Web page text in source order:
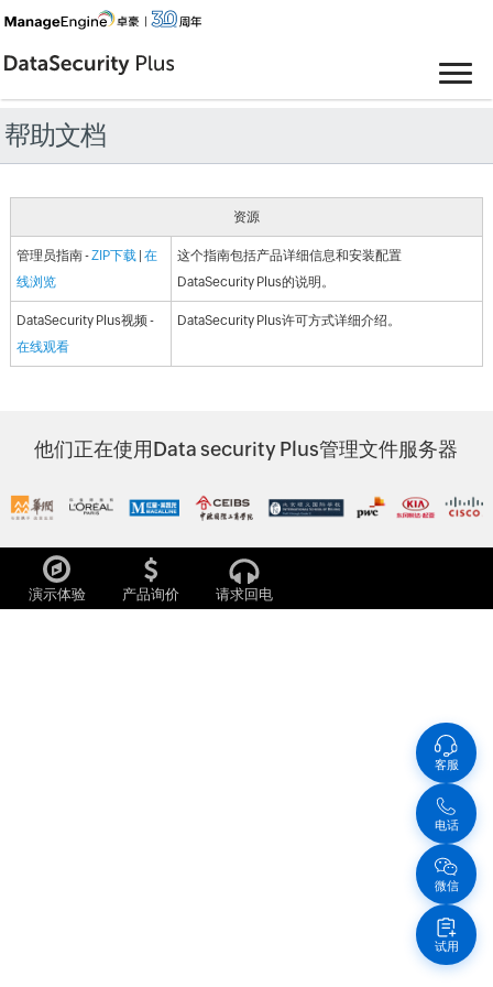
帮助文档
资源
管理员指南 -ZIP下载| 在
线浏览
这个指南包括产品详细信息和安装配置
DataSecurity Plus的说明。
DataSecurity Plus视频 -
在线观看
DataSecurity Plus许可方式详细介绍。
他们正在使用Data security Plus管理文件服务器
演示体验 产品询价 请求回电
客服
电话
微信
试用